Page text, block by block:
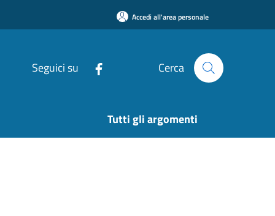
Accedi all'area personale
Seguici su Cerca
Tutti gli argomenti